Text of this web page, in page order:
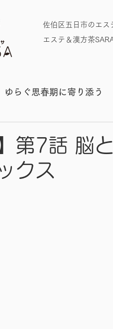
佐伯区五日市のエス
エステ＆漢方茶
ゆらぐ思春期に寄り添う
第7話 脳
クス